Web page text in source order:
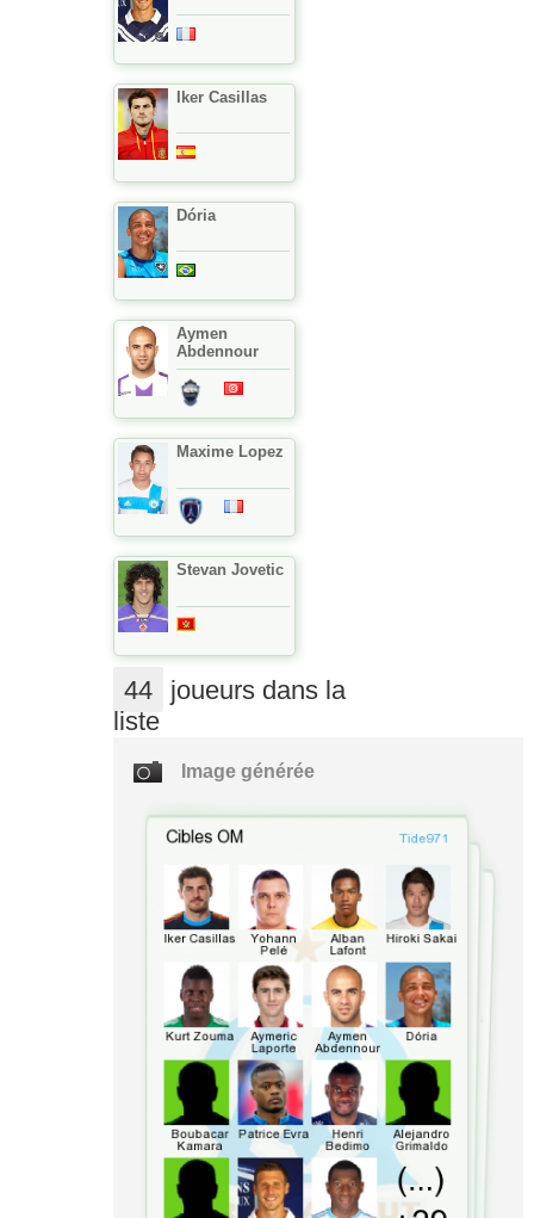
Iker Casillas
Dória
Aymen
Abdennour
Maxime Lopez
Stevan Jovetic
44
joueurs dans la
liste
Image générée